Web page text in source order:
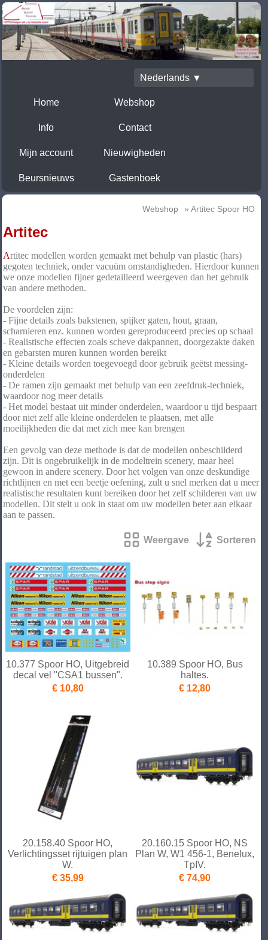
Nederlands ▼
Home Webshop
Info Contact
Mijn account Nieuwigheden
Beursnieuws Gastenboek
Webshop » Artitec Spoor HO
Artitec
Artitec modellen worden gemaakt met behulp van plastic (hars)
gegoten techniek, onder vacuüm omstandigheden. Hierdoor kunnen
we onze modellen fijner gedetailleerd weergeven dan het gebruik
van andere methoden.
De voordelen zijn:
- Fijne details zoals bakstenen, spijker gaten, hout, graan,
scharnieren enz. kunnen worden gereproduceerd precies op schaal
- Realistische effecten zoals scheve dakpannen, doorgezakte daken
en gebarsten muren kunnen worden bereikt
- Kleine details worden toegevoegd door gebruik geëtst messing-
onderdelen
- De ramen zijn gemaakt met behulp van een zeefdruk-techniek,
waardoor nog meer details
- Het model bestaat uit minder onderdelen, waardoor u tijd bespaart
door niet zelf alle kleine onderdelen te plaatsen, met alle
moeilijkheden die dat met zich mee kan brengen
Een gevolg van deze methode is dat de modellen onbeschilderd
zijn. Dit is ongebruikelijk in de modeltrein scenery, maar heel
gewoon in andere scenery. Door het volgen van onze deskundige
richtlijnen en met een beetje oefening, zult u snel merken dat u meer
realistische resultaten kunt bereiken door het zelf schilderen van uw
modellen. Dit stelt u ook in staat om uw modellen beter aan elkaar
aan te passen.
Weergave Sorteren
10.377 Spoor HO, Uitgebreid
decal vel "CSA1 bussen".
€ 10,80
10.389 Spoor HO, Bus
haltes.
€ 12,80
20.158.40 Spoor HO,
Verlichtingsset rijtuigen plan
W.
€ 35,99
20.160.15 Spoor HO, NS
Plan W, W1 456-1, Benelux,
TpIV.
€ 74,90